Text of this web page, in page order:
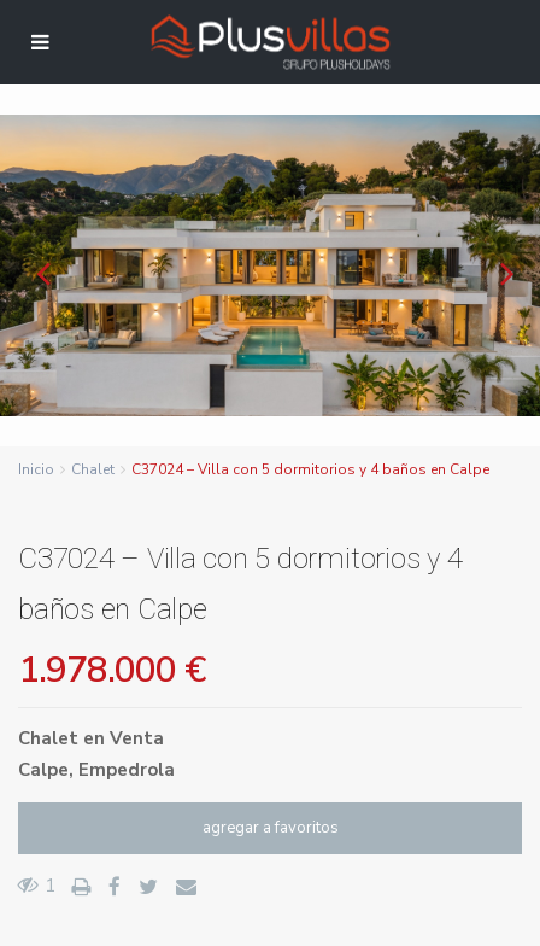
Inicio Chalet C37024 – Villa con 5 dormitorios y 4 baños en Calpe
C37024 – Villa con 5 dormitorios y 4
baños en Calpe
1.978.000 €
Chalet en Venta
Calpe, Empedrola
agregar a favoritos
1